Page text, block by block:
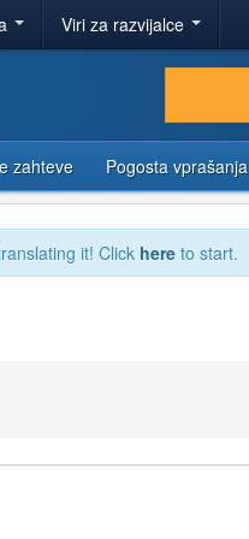
Viri za razvijalce
zahteve Pogosta vprašanja
it! Click here to start.